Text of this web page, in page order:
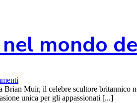
mondo
Muir, il celebre scultore britannico
unica per gli appassionati [...]